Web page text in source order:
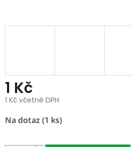
1 Kč
1 Kč včetně DPH
cena:
Na dotaz(1 ks)